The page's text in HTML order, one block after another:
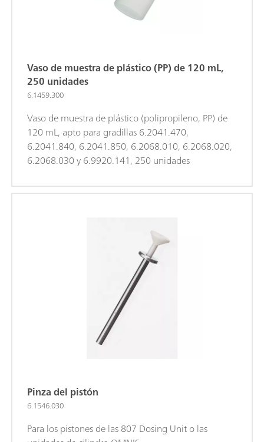
Vaso de muestra de plástico (PP) de 120 mL,
250 unidades
6.1459.300
Vaso de muestra de plástico (polipropileno, PP) de
120 mL, apto para gradillas 6.2041.470,
6.2041.840, 6.2041.850, 6.2068.010, 6.2068.020,
6.2068.030 y 6.9920.141, 250 unidades
Pinza del pistón
6.1546.030
Para los pistones de las 807 Dosing Unit o las